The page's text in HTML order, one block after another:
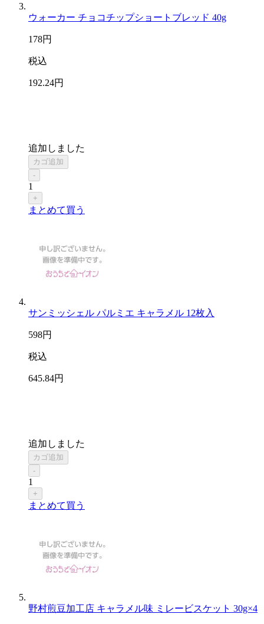
ウォーカー チョコチップショートブレッド 40g
178円
税込
192.24円
追加しました
カゴ追加
-
1
+
まとめて買う
サンミッシェル パルミエ キャラメル 12枚入
598円
税込
645.84円
追加しました
カゴ追加
-
1
+
まとめて買う
野村煎豆加工店 キャラメル味 ミレービスケット 30g×4